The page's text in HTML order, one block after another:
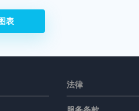
表
法律